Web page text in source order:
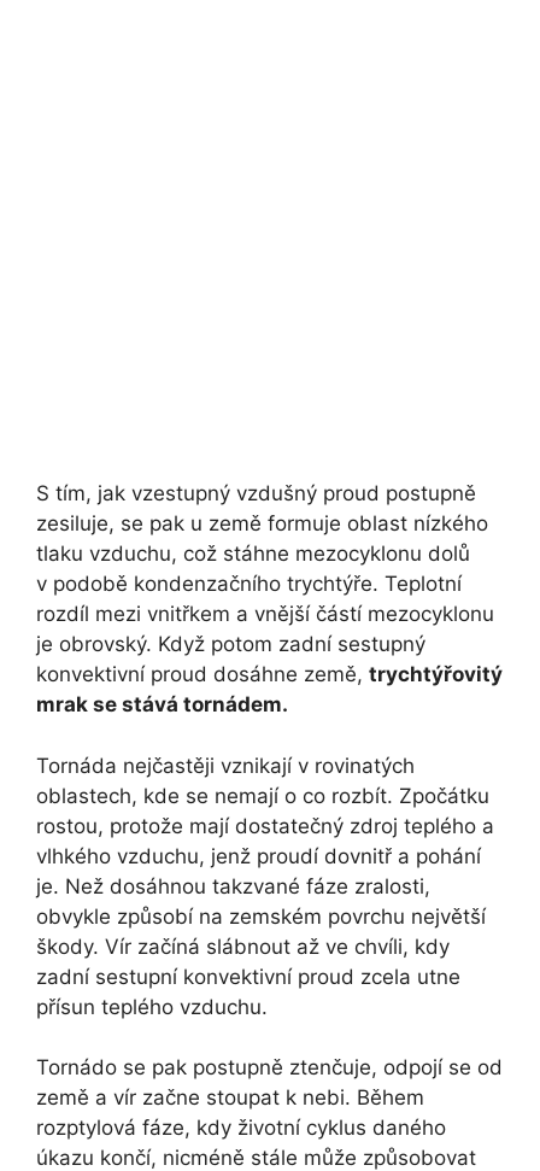
S tím, jak vzestupný vzdušný proud postupně
zesiluje, se pak u země formuje oblast nízkého
tlaku vzduchu, což stáhne mezocyklonu dolů
v podobě kondenzačního trychtýře. Teplotní
rozdíl mezi vnitřkem a vnější částí mezocyklonu
je obrovský. Když potom zadní sestupný
konvektivní proud dosáhne země, trychtýřovitý
mrak se stává tornádem.
Tornáda nejčastěji vznikají v rovinatých
oblastech, kde se nemají o co rozbít. Zpočátku
rostou, protože mají dostatečný zdroj teplého a
vlhkého vzduchu, jenž proudí dovnitř a pohání
je. Než dosáhnou takzvané fáze zralosti,
obvykle způsobí na zemském povrchu největší
škody. Vír začíná slábnout až ve chvíli, kdy
zadní sestupní konvektivní proud zcela utne
přísun teplého vzduchu.
Tornádo se pak postupně ztenčuje, odpojí se od
země a vír začne stoupat k nebi. Během
rozptylová fáze, kdy životní cyklus daného
úkazu končí, nicméně stále může způsobovat